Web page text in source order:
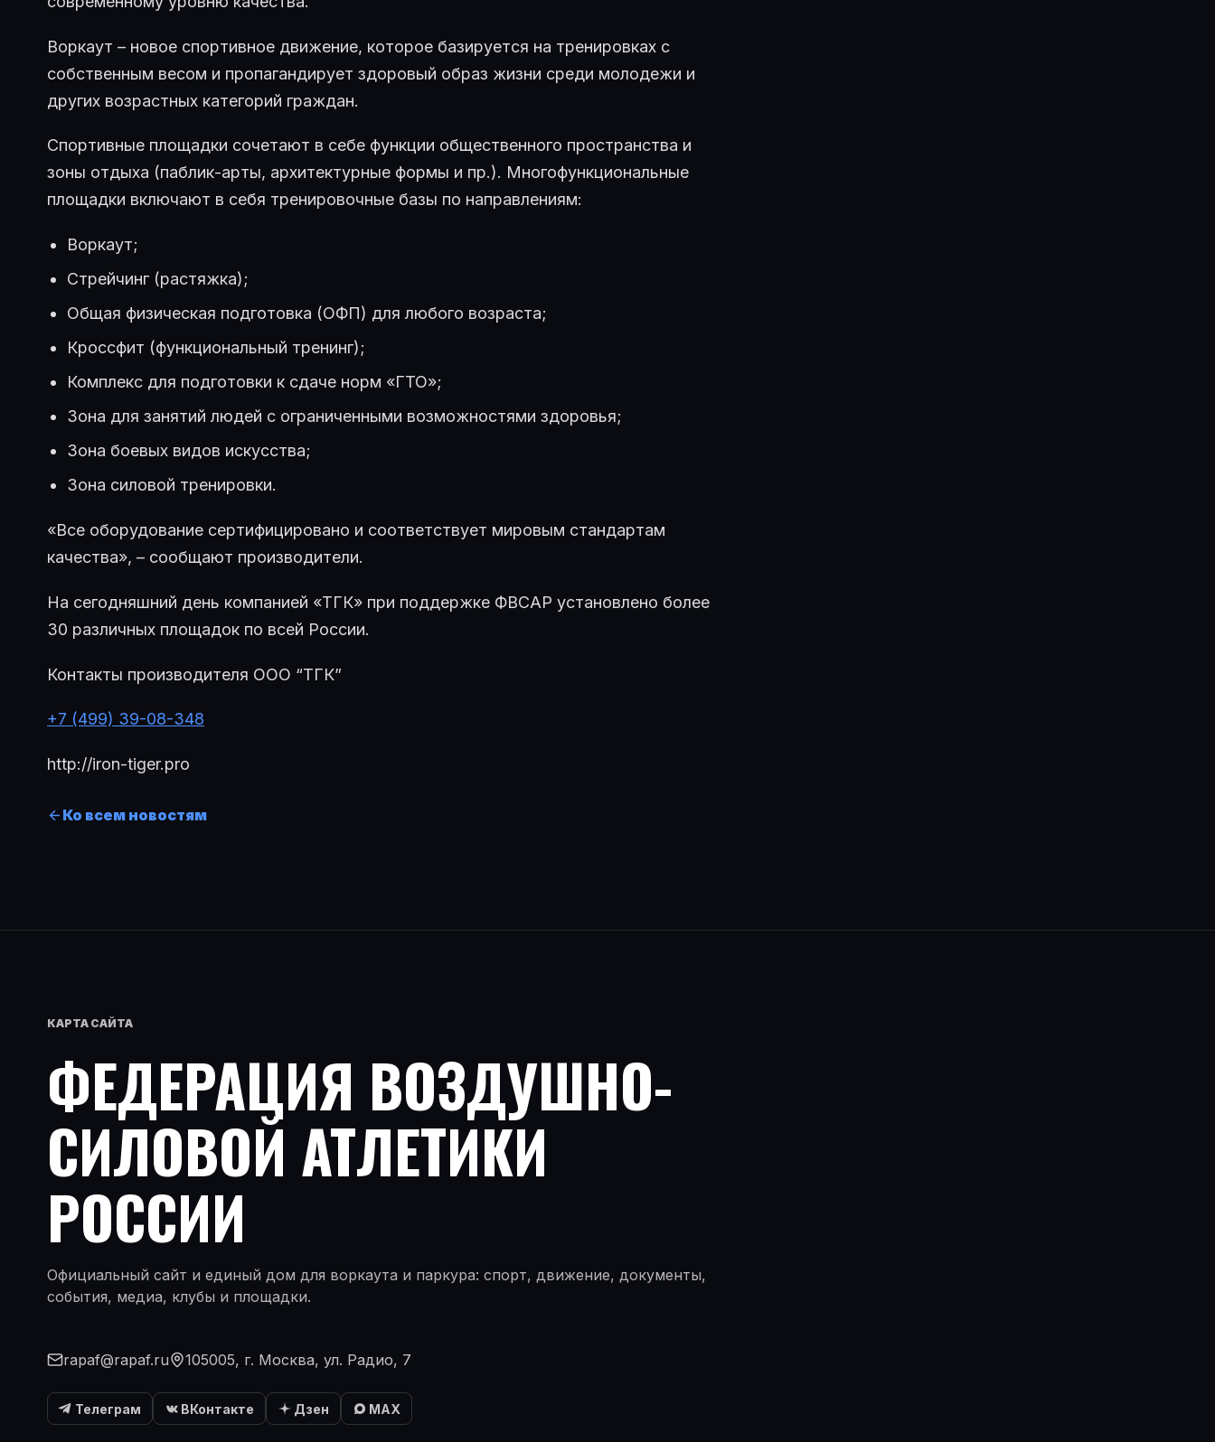
Воркаут – новое спортивное движение, которое базируется на тренировках с
собственным весом и пропагандирует здоровый образ жизни среди молодежи и
других возрастных категорий граждан.
Спортивные площадки сочетают в себе функции общественного пространства и
зоны отдыха (паблик-арты, архитектурные формы и пр.). Многофункциональные
площадки включают в себя тренировочные базы по направлениям:
Воркаут;
Стрейчинг (растяжка);
Общая физическая подготовка (ОФП) для любого возраста;
Кроссфит (функциональный тренинг);
Комплекс для подготовки к сдаче норм «ГТО»;
Зона для занятий людей с ограниченными возможностями здоровья;
Зона боевых видов искусства;
Зона силовой тренировки.
«Все оборудование сертифицировано и соответствует мировым стандартам
качества», – сообщают производители.
На сегодняшний день компанией «ТГК» при поддержке ФВСАР установлено более
30 различных площадок по всей России.
Контакты производителя ООО “ТГК”
+7 (499) 39-08-348
http://iron-tiger.pro
Ко всем новостям
КАРТА САЙТА
ФЕДЕРАЦИЯ ВОЗДУШНО-
СИЛОВОЙ АТЛЕТИКИ
РОССИИ
Официальный сайт и единый дом для воркаута и паркура: спорт, движение, документы,
события, медиа, клубы и площадки.
rapaf@rapaf.ru 105005, г. Москва, ул. Радио, 7
Телеграм ВКонтакте Дзен MAX